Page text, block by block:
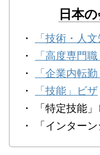
日本
・
「技術・人
・
「高度専門
・
「企業内転
・
「技能」ビザ
・ 「特定技能
・ 「インター